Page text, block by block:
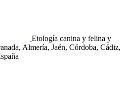
Etología canina y felina y
Almería, Jaén, Córdoba, Cádiz,